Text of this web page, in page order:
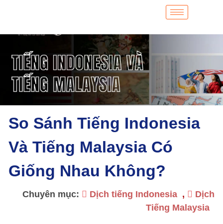
So Sánh Tiếng Indonesia
Và Tiếng Malaysia Có
Giống Nhau Không?
Chuyên mục: Dịch tiếng Indonesia ,
Dịch
Tiếng Malaysia